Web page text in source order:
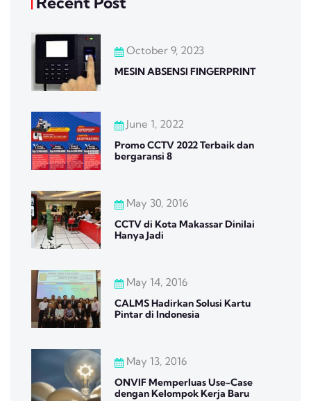
October 9, 2023
MESIN ABSENSI FINGERPRINT
June 1, 2022
Promo CCTV 2022 Terbaik dan
bergaransi 8
May 30, 2016
CCTV di Kota Makassar Dinilai
Hanya Jadi
May 14, 2016
CALMS Hadirkan Solusi Kartu
Pintar di Indonesia
May 13, 2016
ONVIF Memperluas Use-Case
dengan Kelompok Kerja Baru